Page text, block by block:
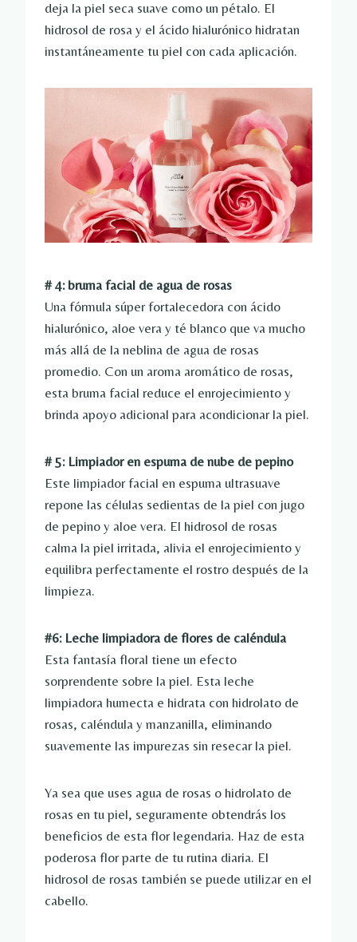
deja la piel seca suave como un pétalo. El
hidrosol de rosa y el ácido hialurónico hidratan
instantáneamente tu piel con cada aplicación.
# 4: bruma facial de agua de rosas
Una fórmula súper fortalecedora con ácido
hialurónico, aloe vera y té blanco que va mucho
más allá de la neblina de agua de rosas
promedio. Con un aroma aromático de rosas,
esta bruma facial reduce el enrojecimiento y
brinda apoyo adicional para acondicionar la piel.
# 5: Limpiador en espuma de nube de pepino
Este limpiador facial en espuma ultrasuave
repone las células sedientas de la piel con jugo
de pepino y aloe vera. El hidrosol de rosas
calma la piel irritada, alivia el enrojecimiento y
equilibra perfectamente el rostro después de la
limpieza.
#6: Leche limpiadora de flores de caléndula
Esta fantasía floral tiene un efecto
sorprendente sobre la piel. Esta leche
limpiadora humecta e hidrata con hidrolato de
rosas, caléndula y manzanilla, eliminando
suavemente las impurezas sin resecar la piel.
Ya sea que uses agua de rosas o hidrolato de
rosas en tu piel, seguramente obtendrás los
beneficios de esta flor legendaria. Haz de esta
poderosa flor parte de tu rutina diaria. El
hidrosol de rosas también se puede utilizar en el
cabello.